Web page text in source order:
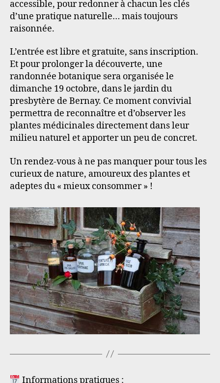
accessible, pour redonner à chacun les clés
d’une pratique naturelle… mais toujours
raisonnée.
L’entrée est libre et gratuite, sans inscription.
Et pour prolonger la découverte, une
randonnée botanique sera organisée le
dimanche 19 octobre, dans le jardin du
presbytère de Bernay. Ce moment convivial
permettra de reconnaître et d’observer les
plantes médicinales directement dans leur
milieu naturel et apporter un peu de concret.
Un rendez-vous à ne pas manquer pour tous les
curieux de nature, amoureux des plantes et
adeptes du « mieux consommer » !
Informations pratiques :